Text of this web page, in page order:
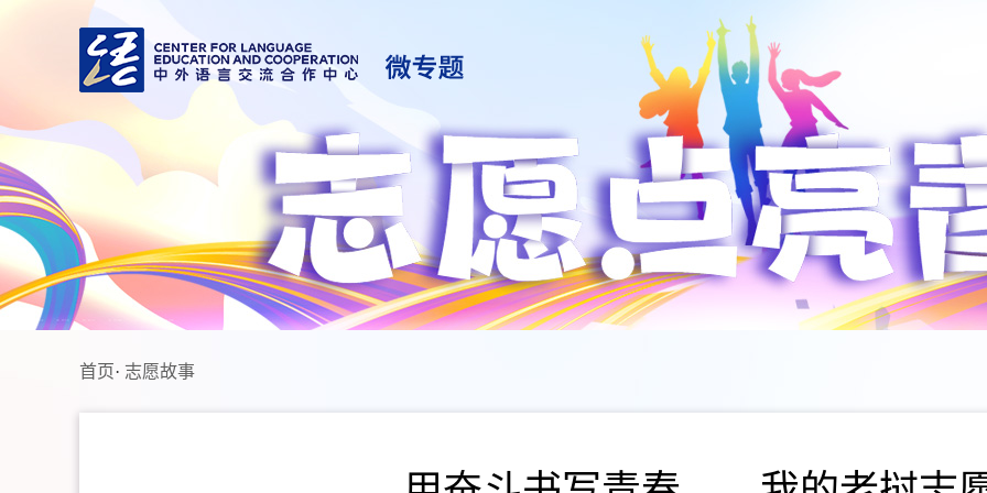
首页· 志愿故事